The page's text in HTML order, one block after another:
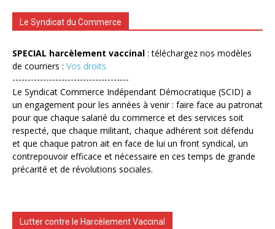
Le Syndicat du Commerce
SPECIAL harcèlement vaccinal : téléchargez nos modèles
de courriers : Vos droits
--------------------------------------
Le Syndicat Commerce Indépendant Démocratique (SCID) a
un engagement pour les années à venir : faire face au patronat
pour que chaque salarié du commerce et des services soit
respecté, que chaque militant, chaque adhérent soit défendu
et que chaque patron ait en face de lui un front syndical, un
contrepouvoir efficace et nécessaire en ces temps de grande
précarité et de révolutions sociales.
Lutter contre le Harcèlement Vaccinal